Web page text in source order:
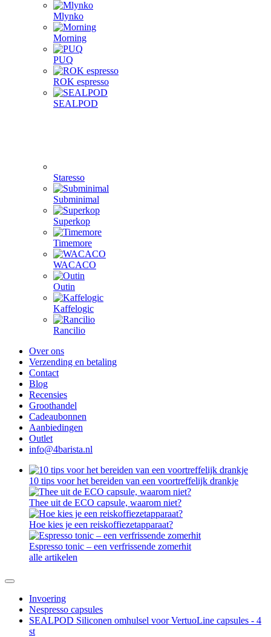
Mlynko
Morning
PUQ
ROK espresso
SEALPOD
Staresso
Subminimal
Superkop
Timemore
WACACO
Outin
Kaffelogic
Rancilio
Over ons
Verzending en betaling
Contact
Blog
Recensies
Groothandel
Cadeaubonnen
Aanbiedingen
Outlet
info@4barista.nl
10 tips voor het bereiden van een voortreffelijk drankje
Thee uit de ECO capsule, waarom niet?
Hoe kies je een reiskoffiezetapparaat?
Espresso tonic – een verfrissende zomerhit
alle artikelen
Invoering
Nespresso capsules
SEALPOD Siliconen omhulsel voor VertuoLine capsules - 4
st